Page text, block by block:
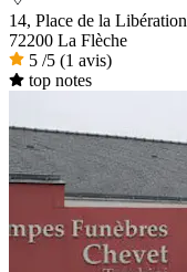
14, Place de la Libération
72200 La Flèche
5 /5 (1 avis)
top notes